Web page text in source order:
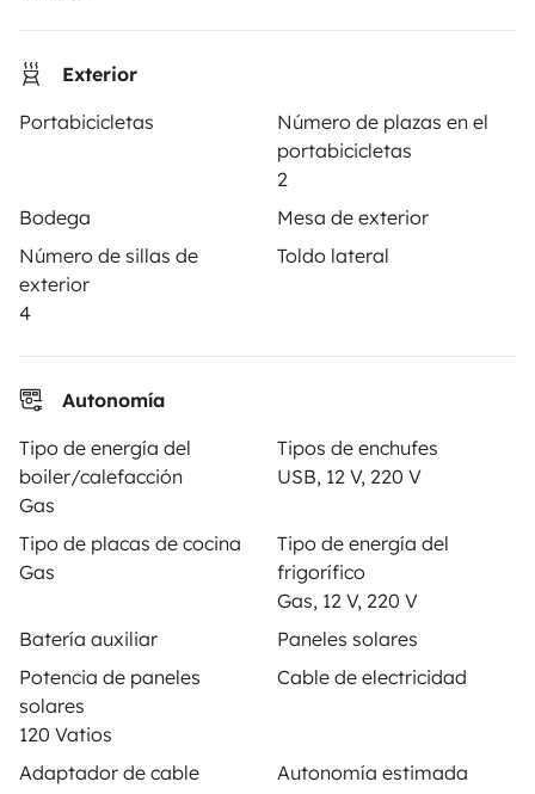
Exterior
Portabicicletas
Número de plazas en el
portabicicletas
2
Bodega
Mesa de exterior
Número de sillas de
exterior
4
Toldo lateral
Autonomía
Tipo de energía del
boiler/calefacción
Gas
Tipos de enchufes
USB, 12 V, 220 V
Tipo de placas de cocina
Gas
Tipo de energía del
frigorífico
Gas, 12 V, 220 V
Batería auxiliar
Paneles solares
Potencia de paneles
solares
120 Vatios
Cable de electricidad
Adaptador de cable
Autonomía estimada
PROPIETARIOS
Contrato de alquiler
Seguros de alquiler
Asistencias de alquiler
Ayuda propietario
Medios de pago seguros
Disponible en
Google Play
Blog
Confidencialidad
Cookies